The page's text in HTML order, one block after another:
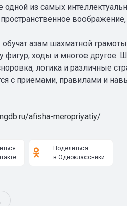
одной из самых
обучат азам шахматной
фигур, ходы и многое другое.
логика и различные
с приемами, правилами и
afisha-meropriyatiy/
Поделиться
в Одноклассники